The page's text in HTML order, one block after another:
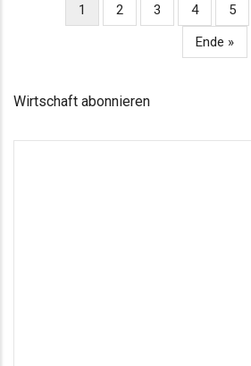
SEITENNUMMERIERUNG
Aktuelle
Seite
1 Page
2 Page
3 Page
4 Page
5
Letzte
Seite
Ende »
Wirtschaft abonnieren